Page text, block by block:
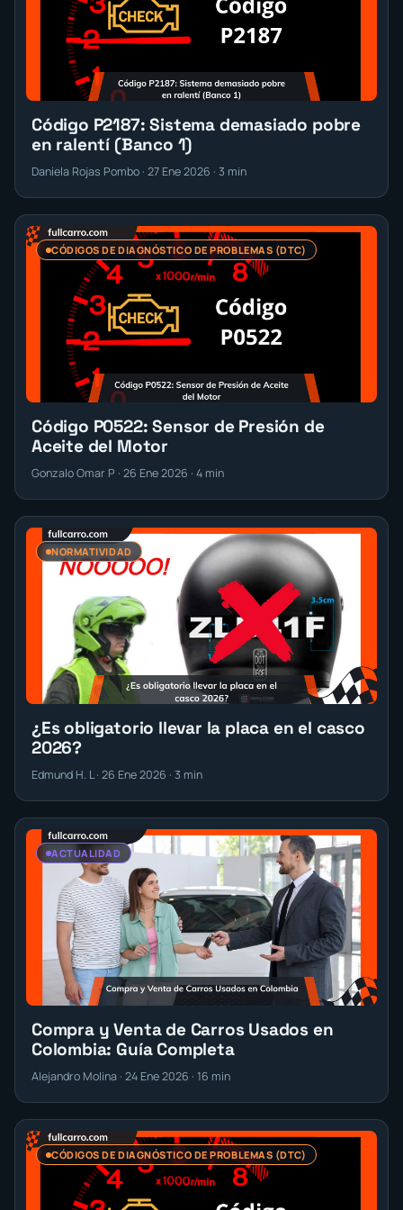
Código P2187: Sistema demasiado pobre
en ralentí (Banco 1)
Daniela Rojas Pombo · 27 Ene 2026 · 3 min
CÓDIGOS DE DIAGNÓSTICO DE PROBLEMAS (DTC)
Código P0522: Sensor de Presión de
Aceite del Motor
Gonzalo Omar P · 26 Ene 2026 · 4 min
NORMATIVIDAD
¿Es obligatorio llevar la placa en el casco
2026?
Edmund H. L · 26 Ene 2026 · 3 min
ACTUALIDAD
Compra y Venta de Carros Usados en
Colombia: Guía Completa
Alejandro Molina · 24 Ene 2026 · 16 min
CÓDIGOS DE DIAGNÓSTICO DE PROBLEMAS (DTC)